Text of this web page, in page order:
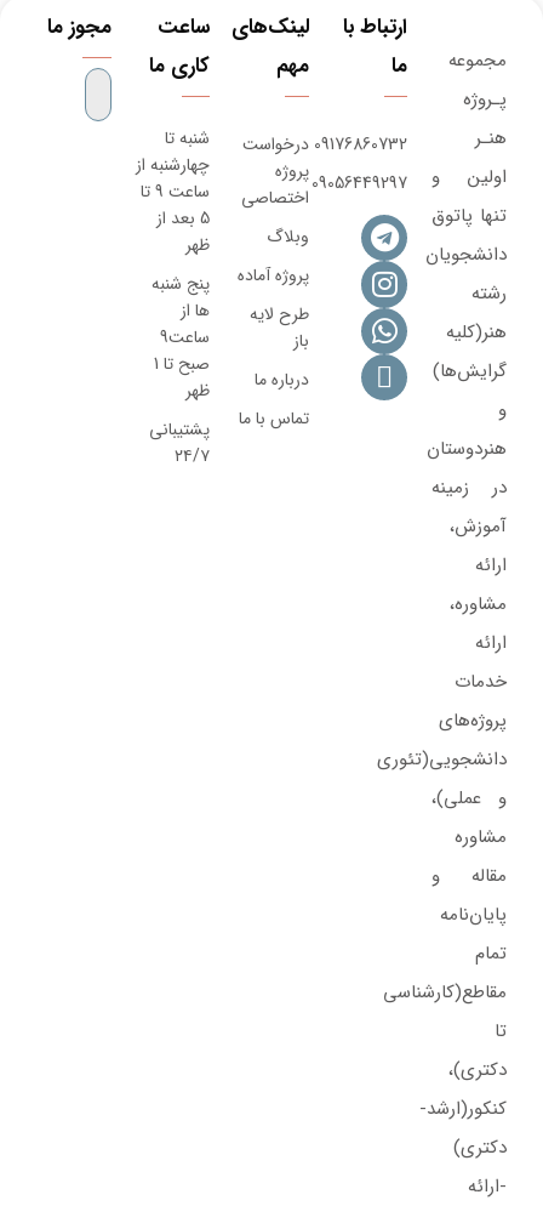
مجموعه
پـروژه‌
هنـر
اولین و
تنها پاتوق
دانشجویان
رشته
هنر(کلیه
گرایش‌ها)
و
هنردوستان
در زمینه
آموزش،
ارائه‌
مشاوره‌،
ارائه
خدمات
پروژه‌های‌
دانشجویی(تئوری
و عملی)،
مشاوره
مقاله و
پایان‌نامه
تمام
مقاطع(کارشناسی
تا
دکتری)،
کنکور(ارشد-
دکتری)
-ارائه
ارتباط با
ما
09176860732
09056449297
لینک‌های
مهم
درخواست
پروژه
اختصاصی
وبلاگ
پروژه آماده
طرح لایه
باز
درباره ما
تماس با ما
ساعت
کاری ما
شنبه تا
چهارشنبه از
ساعت 9 تا
5 بعد از
ظهر
پنج شنبه
ها از
ساعت9
صبح تا 1
ظهر
پشتیبانی
۲۴/۷
مجوز ما